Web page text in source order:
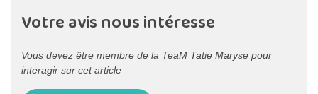
Votre avis nous intéresse
Vous devez être membre de la TeaM Tatie Maryse pour
interagir sur cet article